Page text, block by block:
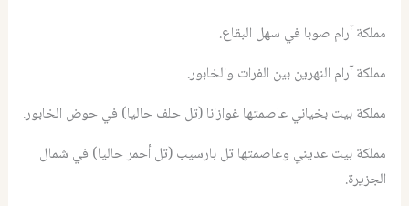
مملكة آرام صوبا في سهل البقاع.
مملكة آرام النهرين بين الفرات والخابور.
مملكة بيت بخياني عاصمتها غوازانا (تل حلف حاليا) في حوض الخابور.
مملكة بيت عديني وعاصمتها تل بارسيب (تل أحمر حاليا) في شمال
الجزيرة.